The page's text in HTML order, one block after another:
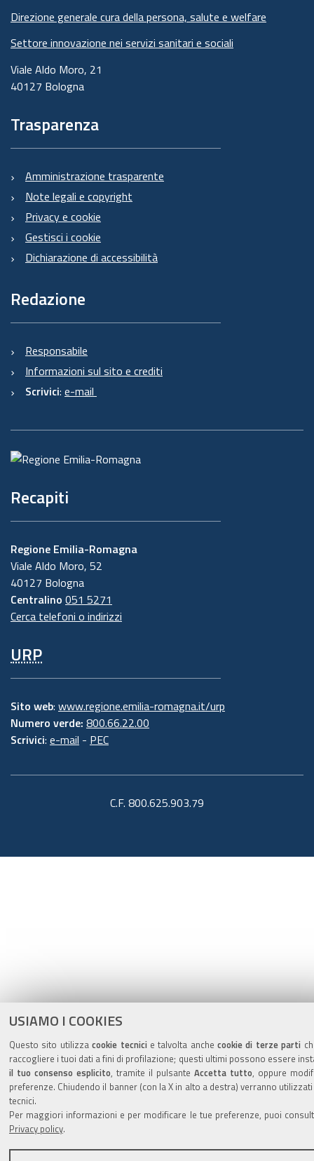
USIAMO I COOKIES
Questo sito utilizzacookie tecnici e talvolta anchecookie di terze parti
raccogliere i tuoi dati a fini di profilazione; questi ultimi possono essere
il tuo consenso esplicito, tramite il pulsante Accetta tutto, oppure
preferenze. Chiudendo il banner (con la X in alto a destra) verranno
tecnici.
Per maggiori informazioni e per modificare le tue preferenze, puoi
Privacy policy.
Direzione generale cura della persona, salute e welfare
Settore innovazione nei servizi sanitari e sociali
Viale Aldo Moro, 21
40127 Bologna
Trasparenza
Amministrazione trasparente
Note legali e copyright
Privacy e cookie
Gestisci i cookie
Dichiarazione di accessibilità
Redazione
Responsabile
Informazioni sul sito e crediti
Scrivici: e-mail
Recapiti
Regione Emilia-Romagna
Viale Aldo Moro, 52
40127 Bologna
Centralino 051 5271
Cerca telefoni o indirizzi
URP
Sito web: www.regione.emilia-romagna.it/urp
Numero verde: 800.66.22.00
Scrivici: e-mail - PEC
C.F. 800.625.903.79